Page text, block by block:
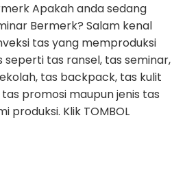
Apakah anda sedang
Bermerk? Salam kenal
tas yang memproduksi
tas ransel, tas seminar,
tas backpack, tas kulit
promosi maupun jenis tas
produksi. Klik TOMBOL